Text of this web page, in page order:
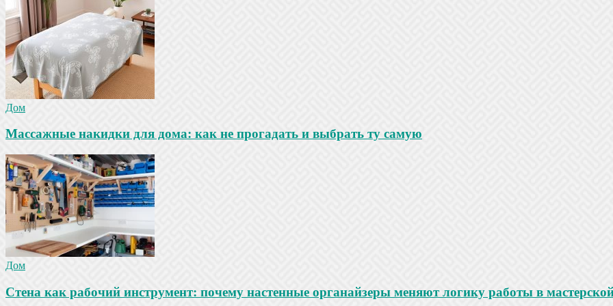
Дом
Массажные накидки для дома: как не прогадать и выбрать ту самую
Дом
Стена как рабочий инструмент: почему настенные органайзеры меняют логику работы в